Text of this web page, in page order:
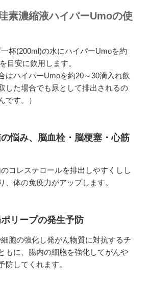
素濃縮液ハイパーUmoの使
一杯(200ml)の水にハイパーUmoを約
目安に飲用します。
はハイパーUmoを約20～30滴入れ飲
した場合でも尿として排出されるの
です。）
悩み、脳血栓・脳梗塞・心筋
のコレステロールを排出しやすくしし
、体の免疫力がアップします。
リープの発生予防
細胞の強化し発がん物質に対抗するチ
もに、腸内の細胞を強化してがんや
防してくれます。